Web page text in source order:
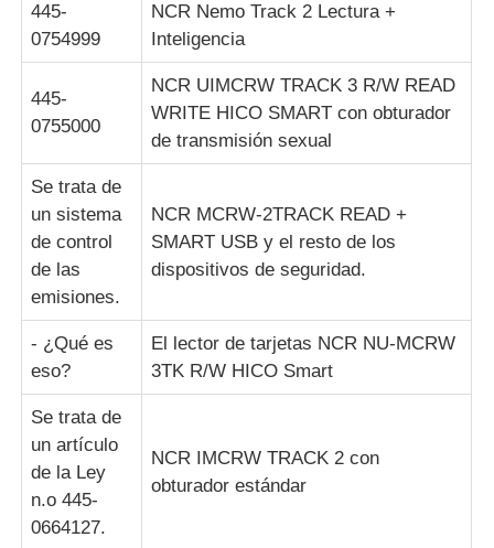
445-
0754999
NCR Nemo Track 2 Lectura +
Inteligencia
445-
0755000
NCR UIMCRW TRACK 3 R/W READ
WRITE HICO SMART con obturador
de transmisión sexual
Se trata de
un sistema
de control
de las
emisiones.
NCR MCRW-2TRACK READ +
SMART USB y el resto de los
dispositivos de seguridad.
- ¿Qué es
eso?
El lector de tarjetas NCR NU-MCRW
3TK R/W HICO Smart
Se trata de
un artículo
de la Ley
n.o 445-
0664127.
NCR IMCRW TRACK 2 con
obturador estándar